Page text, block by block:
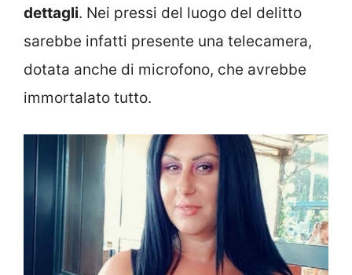
dettagli. Nei pressi del luogo del delitto
sarebbe infatti presente una telecamera,
dotata anche di microfono, che avrebbe
immortalato tutto.